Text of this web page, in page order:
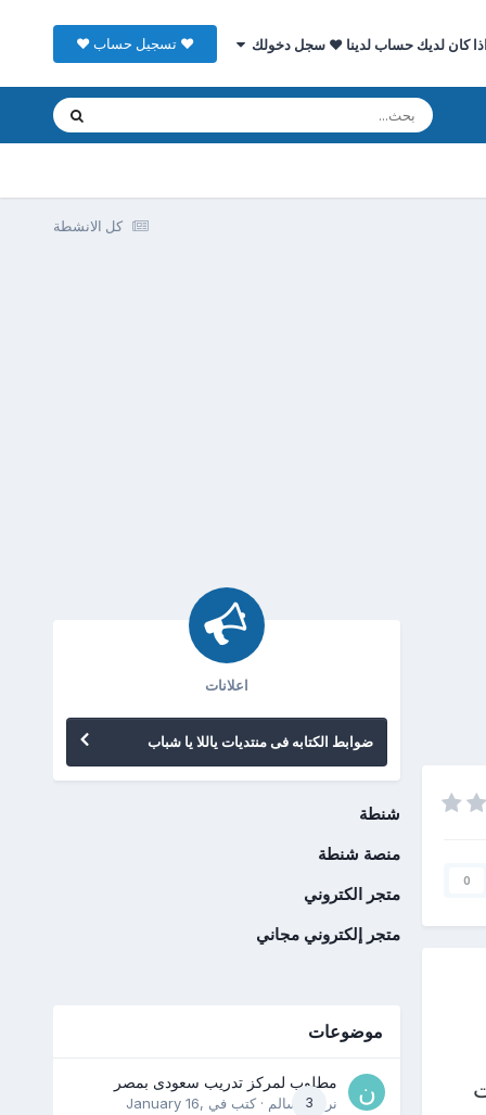
كان لديك حساب لدينا ♥ سجل دخولك ♥ تسجيل حساب ♥
كل الانشطة
0
اعلانات
ضوابط الكتابه فى منتديات ياللا يا شباب
شنطة
منصة شنطة
متجر الكتروني
متجر إلكتروني مجاني
موضوعات
3
مطلوب لمركز تدريب سعودى بمصر
نرمين سالم · كتب في January 16,